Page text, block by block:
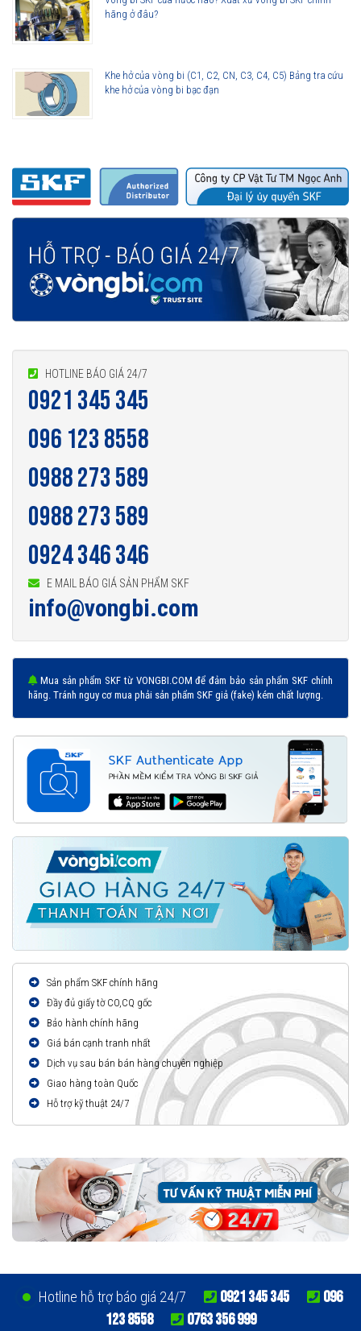
hãng ở đâu?
Khe hở của vòng bi (C1, C2, CN, C3, C4, C5) Bảng tra cứu
khe hở của vòng bi bạc đạn
HOTLINE BÁO GIÁ 24/7
0921 345 345
096 123 8558
0988 273 589
0988 273 589
0924 346 346
E MAIL BÁO GIÁ SẢN PHẨM SKF
info@vongbi.com
Mua sản phẩm SKF từ VONGBI.COM để đảm bảo sản phẩm SKF chính
hãng. Tránh nguy cơ mua phải sản phẩm SKF giả (fake) kém chất lượng.
Sản phẩm SKF chính hãng
Đầy đủ giấy tờ CO,CQ gốc
Bảo hành chính hãng
Giá bán cạnh tranh nhất
Dịch vụ sau bán bán hàng chuyên nghiệp
Giao hàng toàn Quốc
Hỗ trợ kỹ thuật 24/7
Hotline hỗ trợ báo giá 24/7 0921 345 345
096
123 8558
0763 356 999